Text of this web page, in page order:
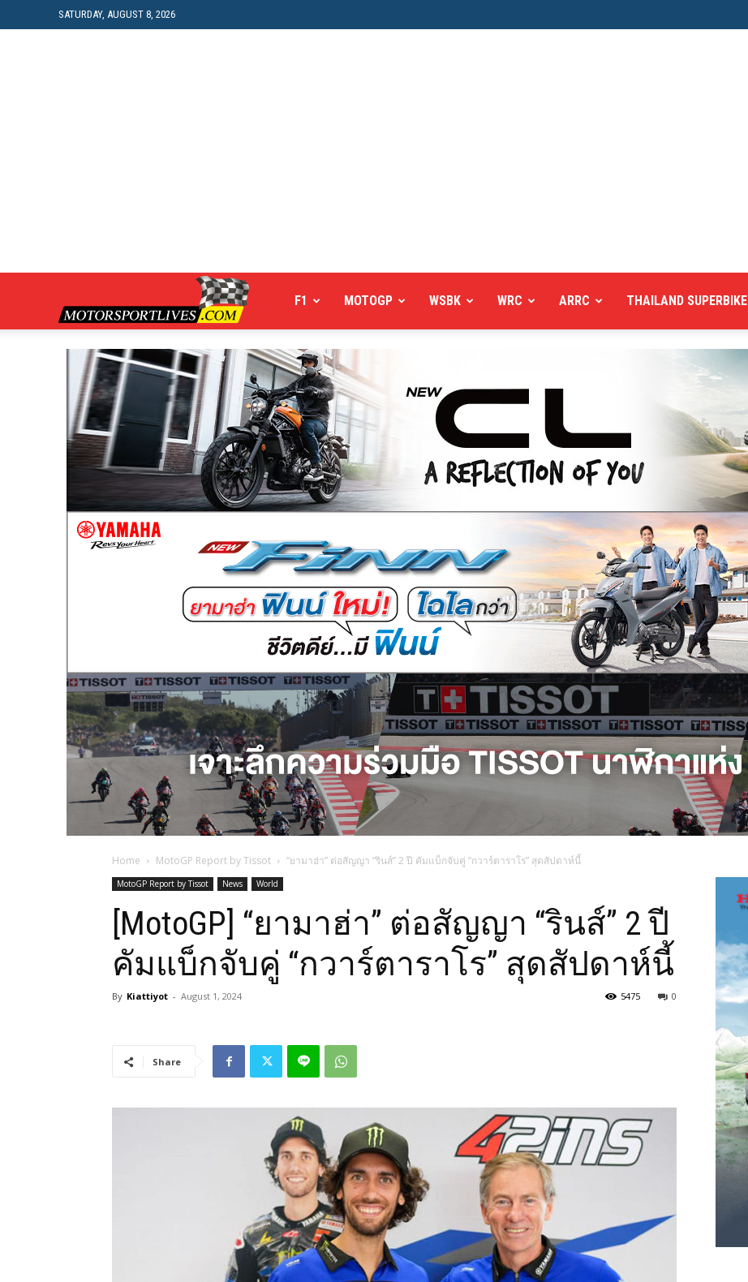
SATURDAY, AUGUST 8, 2026
Motorsportlives
F1 MOTOGP WSBK WRC ARRC THAILAND SUPERBIKE
Home MotoGP Report by Tissot “ยามาฮ่า” ต่อสัญญา “รินส์” 2 ปี คัมแบ็กจับคู่ “กวาร์ตาราโร” สุดสัปดาห์นี้
MotoGP Report by Tissot News World
[MotoGP] “ยามาฮ่า” ต่อสัญญา “รินส์” 2 ปี
คัมแบ็กจับคู่ “กวาร์ตาราโร” สุดสัปดาห์นี้
By Kiattiyot - August 1, 2024 0
5475
Share